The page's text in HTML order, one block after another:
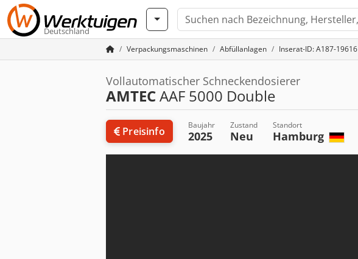
Deutschland
Verpackungsmaschinen Abfüllanlagen Inserat-ID: A187-19616
Vollautomatischer Schneckendosierer
AMTECAAF 5000 Double
Preisinfo Baujahr
2025
Zustand
Neu
Standort
Hamburg